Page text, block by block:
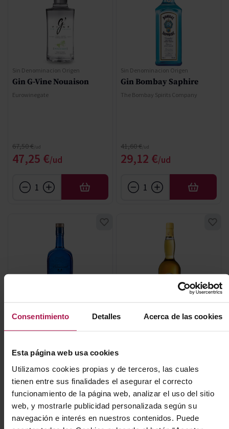
Consentimiento Detalles Acerca de las cookies
Esta página web usa cookies
Utilizamos cookies propias y de terceros, las cuales
tienen entre sus finalidades el asegurar el correcto
funcionamiento de la página web, analizar el uso del sitio
web, y mostrarle publicidad personalizada según su
navegación e interés en nuestros contenidos. Puede
Sin Denominacion Origen
Gin G-Vine Nouaison
Eurowinegate
Precio especial
47,25 €
Precio normal
67,50 €
AÑADIR
Sin Denominacion Origen
Gin Bombay Saphire
The Bombay Spirits Company
Precio especial
29,12 €
Precio normal
41,60 €
AÑADIR
Gin Bluecoat
Philadelphia Distilling
50,50 €
AÑADIR
Fine V. S.
Père Magloire Calvados
30,60 €
AÑADIR